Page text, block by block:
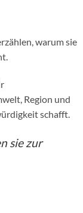
warum sie
Region und
schafft.
sie zur